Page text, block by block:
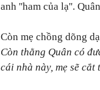
anh ''ham của lạ''.
Còn mẹ chồng dõng
Còn thằng Quân có
cái nhà này, mẹ sẽ